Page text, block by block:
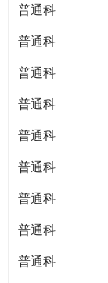
普通科
普通科
普通科
普通科
普通科
普通科
普通科
普通科
普通科